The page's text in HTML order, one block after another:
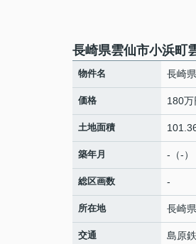
長崎県雲仙市小浜町
物件名 長崎
価格 180万
土地面積
築年月 -（-）
総区画数 -
所在地 長崎県
交通 島原